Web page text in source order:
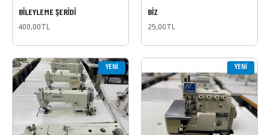
BİLEYLEME ŞERİDİ
400,00TL
BİZ
25,00TL
YENI YENI